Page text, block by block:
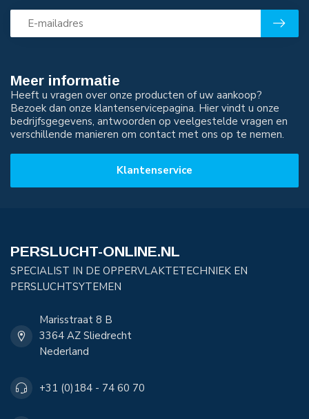
Meer informatie
Heeft u vragen over onze producten of uw aankoop?
Bezoek dan onze klantenservicepagina. Hier vindt u onze
bedrijfsgegevens, antwoorden op veelgestelde vragen en
verschillende manieren om contact met ons op te nemen.
Klantenservice
PERSLUCHT-ONLINE.NL
SPECIALIST IN DE OPPERVLAKTETECHNIEK EN
PERSLUCHTSYTEMEN
Marisstraat 8 B
3364 AZ Sliedrecht
Nederland
+31 (0)184 - 74 60 70